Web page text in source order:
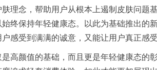
理念，帮助用户从根本上遏制皮肤问题
始终保持年轻健康态。以此为基础推出的
感受到满满的诚意，又能让用户真正感
高颜值的基础，而且更是年轻健康态的